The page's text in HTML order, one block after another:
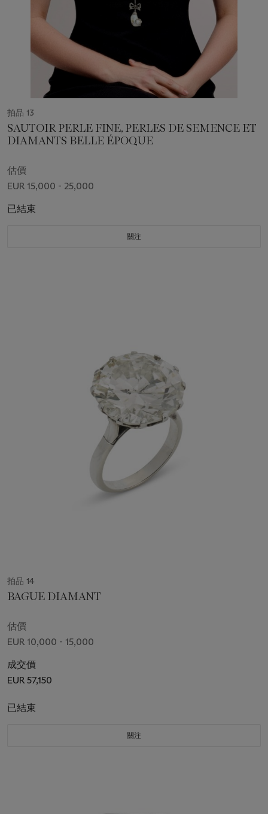
拍品 13
SAUTOIR PERLE FINE, PERLES DE SEMENCE ET
DIAMANTS BELLE ÉPOQUE
估價
EUR 15,000 - 25,000
已結束
關注
拍品 14
BAGUE DIAMANT
估價
EUR 10,000 - 15,000
成交價
EUR 57,150
已結束
關注